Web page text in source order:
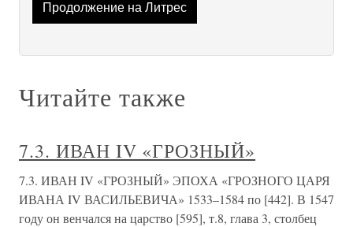
Продолжение на Литрес
Читайте также
7.3. ИВАН IV «ГРОЗНЫЙ»
7.3. ИВАН IV «ГРОЗНЫЙ» ЭПОХА «ГРОЗНОГО ЦАРЯ
ИВАНА IV ВАСИЛЬЕВИЧА» 1533–1584 по [442]. В 1547
году он венчался на царство [595], т.8, глава 3, столбец